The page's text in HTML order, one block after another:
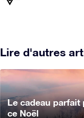
Lire d'autres
Le cadeau
ce Noël